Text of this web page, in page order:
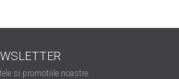
si promotiile noastre